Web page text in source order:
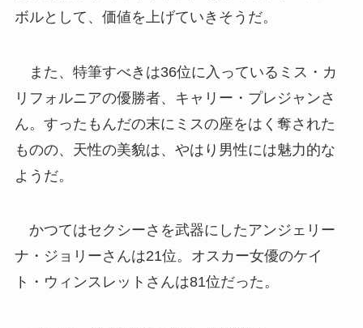
ボルとして、価値を上げていきそうだ。
また、特筆すべきは36位に入っているミス・カ
リフォルニアの優勝者、キャリー・プレジャンさ
ん。すったもんだの末にミスの座をはく奪された
ものの、天性の美貌は、やはり男性には魅力的な
ようだ。
かつてはセクシーさを武器にしたアンジェリー
ナ・ジョリーさんは21位。オスカー女優のケイ
ト・ウィンスレットさんは81位だった。